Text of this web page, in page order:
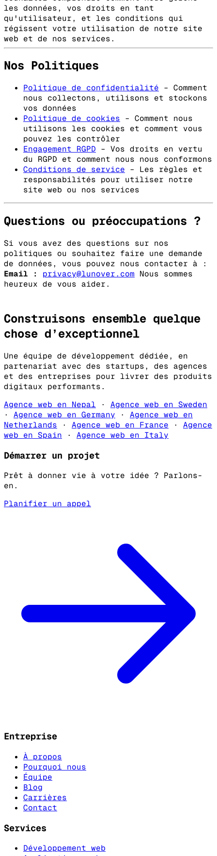
les données, vos droits en tant
qu'utilisateur, et les conditions qui
régissent votre utilisation de notre site
web et de nos services.
Nos Politiques
Politique de confidentialité – Comment
nous collectons, utilisons et stockons
vos données
Politique de cookies – Comment nous
utilisons les cookies et comment vous
pouvez les contrôler
Engagement RGPD – Vos droits en vertu
du RGPD et comment nous nous conformons
Conditions de service – Les règles et
responsabilités pour utiliser notre
site web ou nos services
Questions ou préoccupations ?
Si vous avez des questions sur nos
politiques ou souhaitez faire une demande
de données, vous pouvez nous contacter à :
Email :
privacy@lunover.com Nous sommes
heureux de vous aider.
Construisons ensemble quelque
chose d’exceptionnel
Une équipe de développement dédiée, en
partenariat avec des startups, des agences
et des entreprises pour livrer des produits
digitaux performants.
Agence web en Nepal · Agence web en Sweden
· Agence web en Germany · Agence web en
Netherlands · Agence web en France · Agence
web en Spain · Agence web en Italy
Démarrer un projet
Prêt à donner vie à votre idée ? Parlons-
en.
Planifier un appel
Entreprise
À propos
Pourquoi nous
Équipe
Blog
Carrières
Contact
Services
Développement web